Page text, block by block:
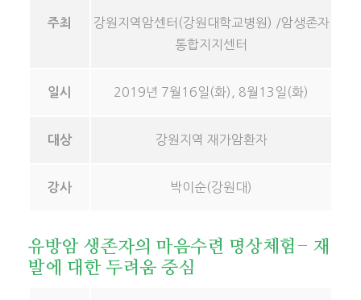
주최
강원지역암센터(강원대학교병원) /암생존자
통합지지센터
일시 2019년 7월16일(화), 8월13일(화)
대상 강원지역 재가암환자
강사 박이순(강원대)
유방암 생존자의 마음수련 명상체험- 재
발에 대한 두려움 중심